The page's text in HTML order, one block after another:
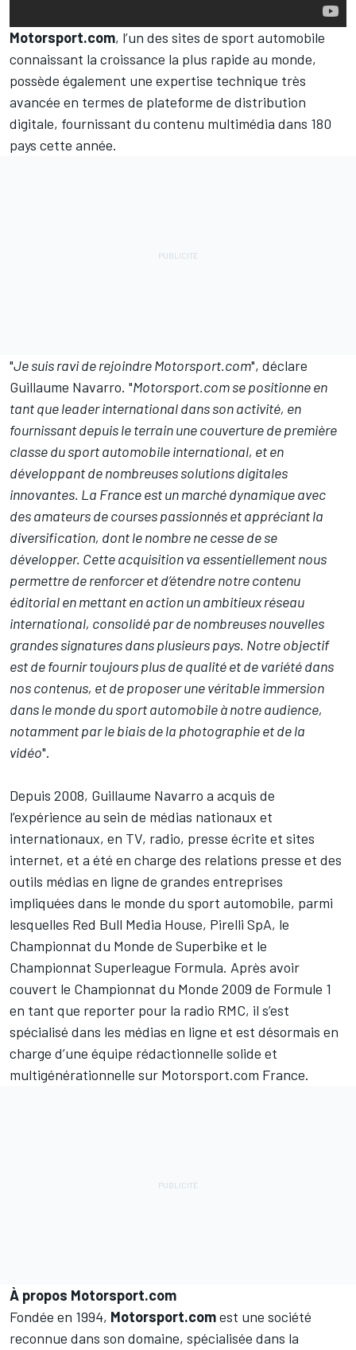
Motorsport.com, l’un des sites de sport automobile
connaissant la croissance la plus rapide au monde,
possède également une expertise technique très
avancée en termes de plateforme de distribution
digitale, fournissant du contenu multimédia dans 180
pays cette année.
"Je suis ravi de rejoindre Motorsport.com", déclare
Guillaume Navarro. "Motorsport.com se positionne en
tant que leader international dans son activité, en
fournissant depuis le terrain une couverture de première
classe du sport automobile international, et en
développant de nombreuses solutions digitales
innovantes. La France est un marché dynamique avec
des amateurs de courses passionnés et appréciant la
diversification, dont le nombre ne cesse de se
développer. Cette acquisition va essentiellement nous
permettre de renforcer et d’étendre notre contenu
éditorial en mettant en action un ambitieux réseau
international, consolidé par de nombreuses nouvelles
grandes signatures dans plusieurs pays. Notre objectif
est de fournir toujours plus de qualité et de variété dans
nos contenus, et de proposer une véritable immersion
dans le monde du sport automobile à notre audience,
notamment par le biais de la photographie et de la
vidéo".
Depuis 2008, Guillaume Navarro a acquis de
l’expérience au sein de médias nationaux et
internationaux, en TV, radio, presse écrite et sites
internet, et a été en charge des relations presse et des
outils médias en ligne de grandes entreprises
impliquées dans le monde du sport automobile, parmi
lesquelles Red Bull Media House, Pirelli SpA, le
Championnat du Monde de Superbike et le
Championnat Superleague Formula. Après avoir
couvert le Championnat du Monde 2009 de Formule 1
en tant que reporter pour la radio RMC, il s’est
spécialisé dans les médias en ligne et est désormais en
charge d’une équipe rédactionnelle solide et
multigénérationnelle sur Motorsport.com France.
À propos Motorsport.com
Fondée en 1994, Motorsport.comest une société
reconnue dans son domaine, spécialisée dans la